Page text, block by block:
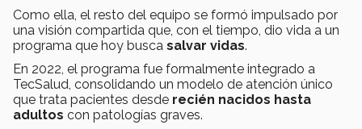
Como ella, el resto del equipo se formó impulsado por
una visión compartida que, con el tiempo, dio vida a un
programa que hoy busca salvar vidas.
En 2022, el programa fue formalmente integrado a
TecSalud, consolidando un modelo de atención único
que trata pacientes desde recién nacidos hasta
adultos con patologías graves.